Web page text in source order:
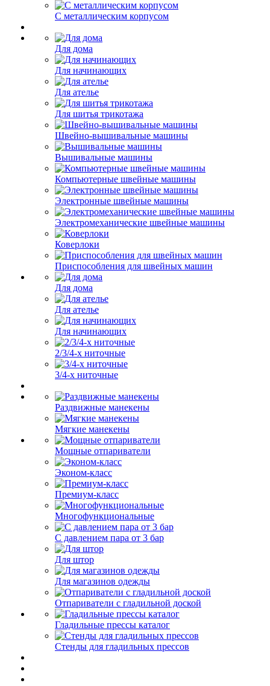
С металлическим корпусом
Для дома
Для начинающих
Для ателье
Для шитья трикотажа
Швейно-вышивальные машины
Вышивальные машины
Компьютерные швейные машины
Электронные швейные машины
Электромеханические швейные машины
Коверлоки
Приспособления для швейных машин
Для дома
Для ателье
Для начинающих
2/3/4-х ниточные
3/4-х ниточные
Раздвижные манекены
Мягкие манекены
Мощные отпариватели
Эконом-класс
Премиум-класс
Многофункциональные
С давлением пара от 3 бар
Для штор
Для магазинов одежды
Отпариватели с гладильной доской
Гладильные прессы каталог
Стенды для гладильных прессов